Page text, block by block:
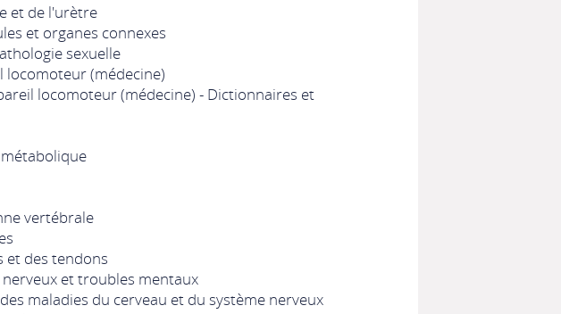
et de l'urètre
et organes connexes
sexuelle
locomoteur (médecine)
locomoteur (médecine) - Dictionnaires et
vertébrale
et des tendons
et troubles mentaux
maladies du cerveau et du système nerveux